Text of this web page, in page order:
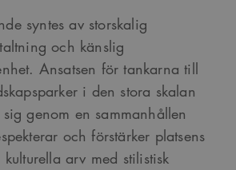
syntes av storskalig
och känslig
Ansatsen för tankarna till
i den stora skalan
genom en sammanhållen
och förstärker platsens
arv med stilistisk